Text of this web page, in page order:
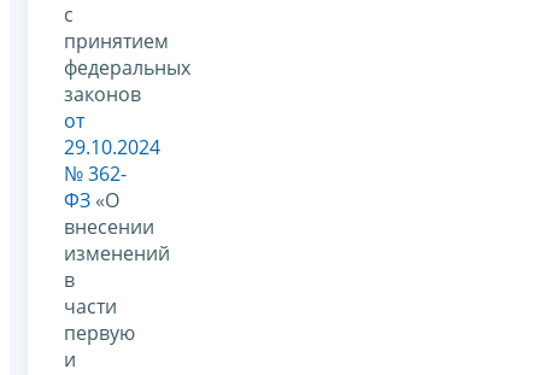
с
принятием
федеральных
законов
от
29.10.2024
№ 362-
ФЗ «О
внесении
изменений
в
части
первую
и